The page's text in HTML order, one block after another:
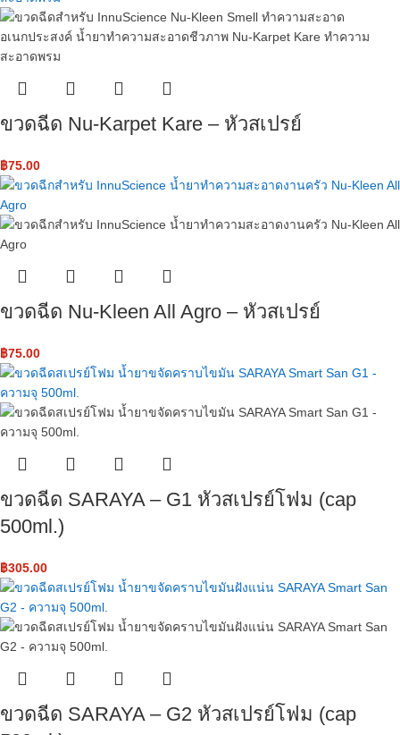
ขวดฉีด Nu-Karpet Kare – หัวสเปรย์
฿75.00
ขวดฉีด Nu-Kleen All Agro – หัวสเปรย์
฿75.00
ขวดฉีด SARAYA – G1 หัวสเปรย์โฟม​ (cap
500ml.)
฿305.00
ขวดฉีด SARAYA – G2 หัวสเปรย์โฟม​ (cap